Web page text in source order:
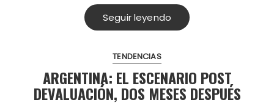
Seguir leyendo
TENDENCIAS
ARGENTINA: EL ESCENARIO POST
DEVALUACIÓN, DOS MESES DESPUÉS